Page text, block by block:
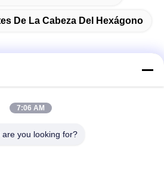
De La Cabeza Del Hexágono
No.3939., distrito ecológico de
7:06 AM
you looking for?